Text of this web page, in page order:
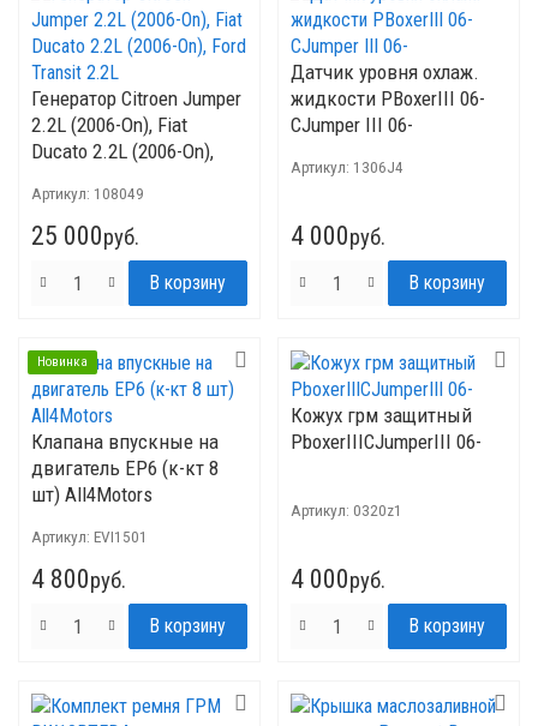
Генератор Citroen Jumper
2.2L (2006-On), Fiat
Ducato 2.2L (2006-On),
Артикул: 108049
25 000руб.
Датчик уровня охлаж.
жидкости PBoxerIII 06-
CJumper III 06-
Артикул: 1306J4
4 000руб.
Новинка
Клапана впускные на
двигатель ЕР6 (к-кт 8
шт) All4Motors
Артикул: EVI1501
4 800руб.
Кожух грм защитный
PboxerIIICJumperIII 06-
Артикул: 0320z1
4 000руб.